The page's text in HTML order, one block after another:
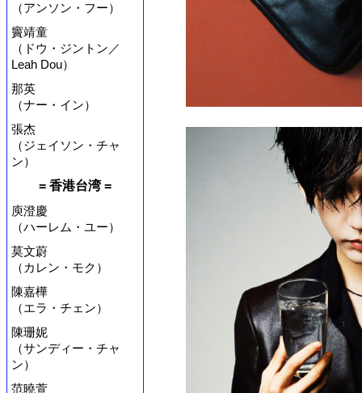
（アンソン・フー）
竇靖童
（ドウ・ジントン／
Leah Dou）
那英
（ナー・イン）
張杰
（ジェイソン・チャ
ン）
= 香港台湾 =
庾澄慶
（ハーレム・ユー）
莫文蔚
（カレン・モク）
陳嘉樺
（エラ・チェン）
陳珊妮
（サンディー・チャ
ン）
范曉萱